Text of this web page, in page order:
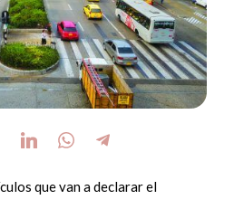
que van a declarar el